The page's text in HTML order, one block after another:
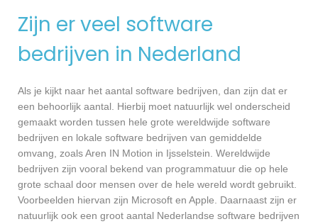
Zijn er veel software
bedrijven in Nederland
Als je kijkt naar het aantal software bedrijven, dan zijn dat er
een behoorlijk aantal. Hierbij moet natuurlijk wel onderscheid
gemaakt worden tussen hele grote wereldwijde software
bedrijven en lokale software bedrijven van gemiddelde
omvang, zoals Aren IN Motion in Ijsselstein. Wereldwijde
bedrijven zijn vooral bekend van programmatuur die op hele
grote schaal door mensen over de hele wereld wordt gebruikt.
Voorbeelden hiervan zijn Microsoft en Apple. Daarnaast zijn er
natuurlijk ook een groot aantal Nederlandse software bedrijven